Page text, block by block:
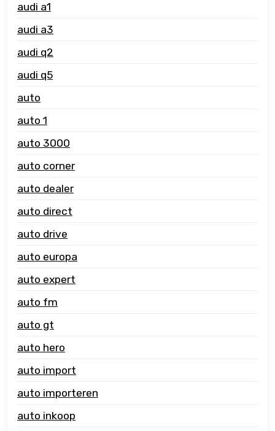
audi a1
audi a3
audi q2
audi q5
auto
auto 1
auto 3000
auto corner
auto dealer
auto direct
auto drive
auto europa
auto expert
auto fm
auto gt
auto hero
auto import
auto importeren
auto inkoop